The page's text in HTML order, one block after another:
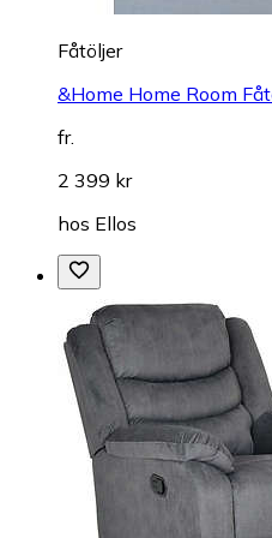
Fåtöljer
&Home Home Room
fr.
2 399 kr
hos Ellos